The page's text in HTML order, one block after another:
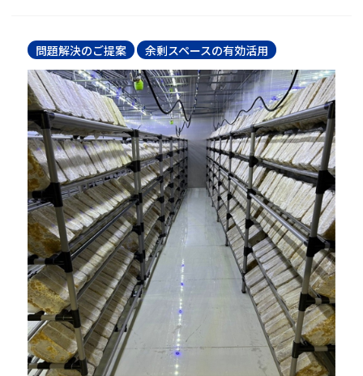
問題解決のご提案 余剰スペースの有効活用